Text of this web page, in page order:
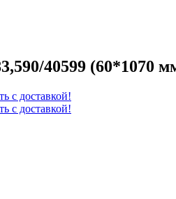
40599 (60*1070